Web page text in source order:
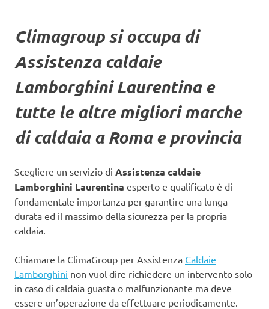
Climagroup si occupa di
Assistenza caldaie
Lamborghini Laurentina e
tutte le altre migliori marche
di caldaia a Roma e provincia
Scegliere un servizio di Assistenza caldaie
Lamborghini Laurentina esperto e qualificato è di
fondamentale importanza per garantire una lunga
durata ed il massimo della sicurezza per la propria
caldaia.
Chiamare la ClimaGroup per Assistenza Caldaie
Lamborghini non vuol dire richiedere un intervento solo
in caso di caldaia guasta o malfunzionante ma deve
essere un’operazione da effettuare periodicamente.